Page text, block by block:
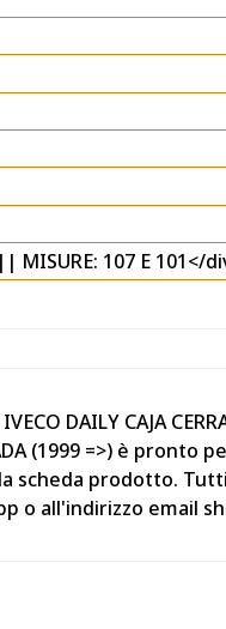
107 E 101</
DAILY CAJA
(1999 =>) è
scheda prodotto.
all'indirizzo email